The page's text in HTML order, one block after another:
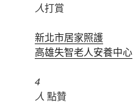
人打賞
新北市居家照護
高雄失智老人安養中心
4
人 點贊